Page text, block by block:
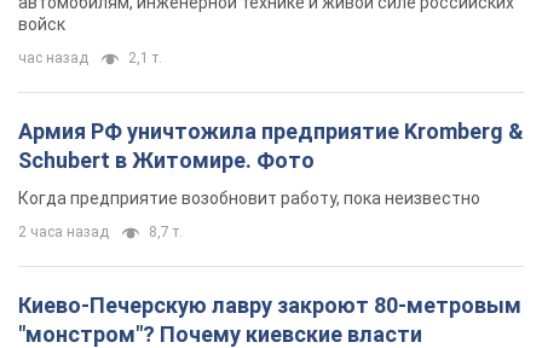
войск
час назад 2,1 т.
Армия РФ уничтожила предприятие Kromberg &
Schubert в Житомире. Фото
Когда предприятие возобновит работу, пока неизвестно
2 часа назад 8,7 т.
Киево-Печерскую лавру закроют 80-метровым
"монстром"? Почему киевские власти